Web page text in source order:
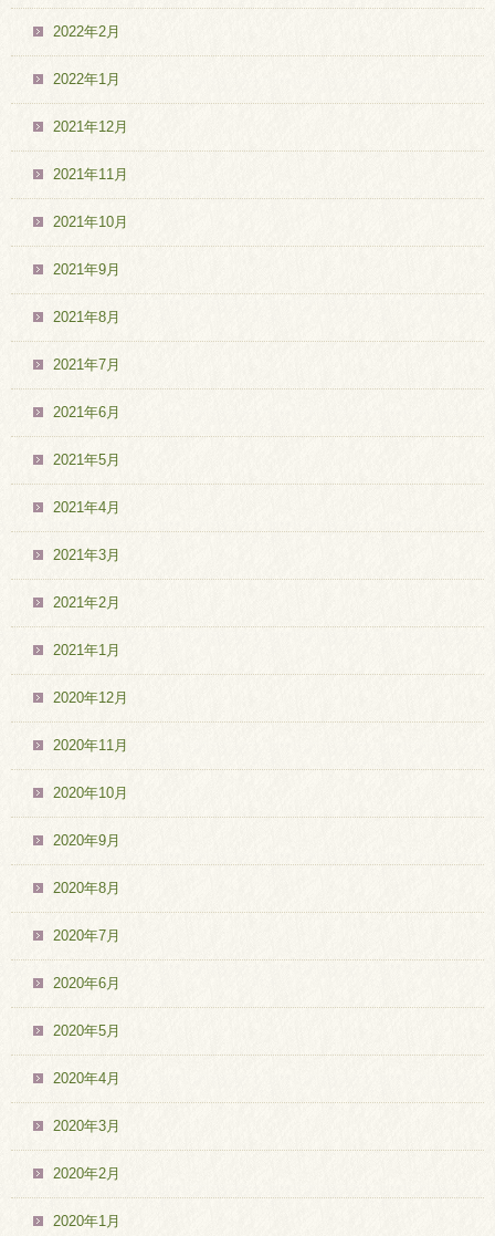
2022年2月
2022年1月
2021年12月
2021年11月
2021年10月
2021年9月
2021年8月
2021年7月
2021年6月
2021年5月
2021年4月
2021年3月
2021年2月
2021年1月
2020年12月
2020年11月
2020年10月
2020年9月
2020年8月
2020年7月
2020年6月
2020年5月
2020年4月
2020年3月
2020年2月
2020年1月